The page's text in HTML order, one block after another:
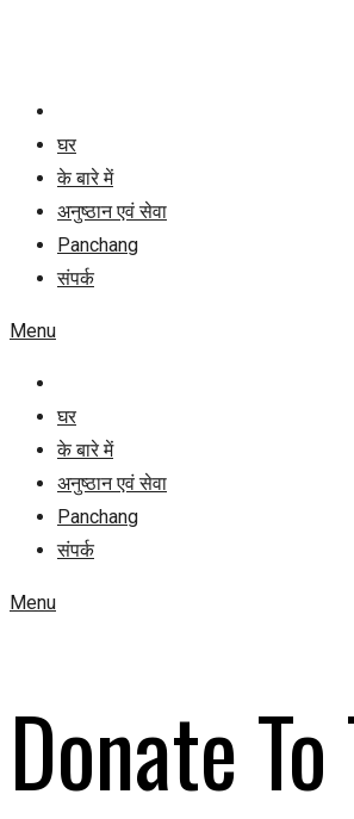
घर
के बारे में
अनुष्ठान एवं सेवा
Panchang
संपर्क
Menu
घर
के बारे में
अनुष्ठान एवं सेवा
Panchang
संपर्क
Menu
Donate